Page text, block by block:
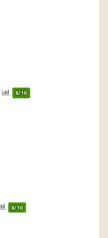
8/10
8/10